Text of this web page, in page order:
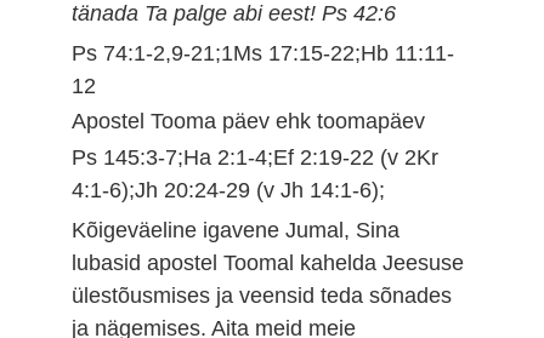
tänada Ta palge abi eest! Ps 42:6
Ps 74:1-2,9-21;1Ms 17:15-22;Hb 11:11-
12
Apostel Tooma päev ehk toomapäev
Ps 145:3-7;Ha 2:1-4;Ef 2:19-22 (v 2Kr
4:1-6);Jh 20:24-29 (v Jh 14:1-6);
Kõigeväeline igavene Jumal, Sina
lubasid apostel Toomal kahelda Jeesuse
ülestõusmises ja veensid teda sõnades
ja nägemises. Aita meid meie